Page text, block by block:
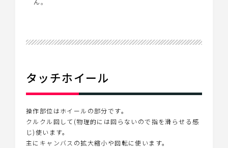
ん。
タッチホイール
操作部位はホイールの部分です。
クルクル回して(物理的には回らないので指を滑らせる感
じ)使います。
主にキャンバスの拡大縮小や回転に使います。